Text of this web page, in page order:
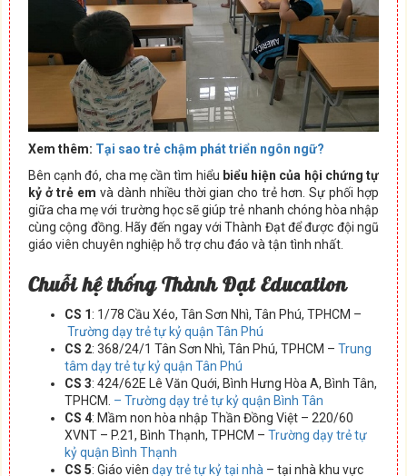
Xem thêm: Tại sao trẻ chậm phát triển ngôn ngữ?
Bên cạnh đó, cha mẹ cần tìm hiểu biểu hiện của hội chứng tự
kỷ ở trẻ em và dành nhiều thời gian cho trẻ hơn. Sự phối hợp
giữa cha mẹ với trường học sẽ giúp trẻ nhanh chóng hòa nhập
cùng cộng đồng. Hãy đến ngay với Thành Đạt để được đội ngũ
giáo viên chuyên nghiệp hỗ trợ chu đáo và tận tình nhất.
Chuỗi hệ thống Thành Đạt Education
CS 1: 1/78 Cầu Xéo, Tân Sơn Nhì, Tân Phú, TPHCM –
Trường dạy trẻ tự kỷ quận Tân Phú
CS 2: 368/24/1 Tân Sơn Nhì, Tân Phú, TPHCM – Trung
tâm dạy trẻ tự kỷ quận Tân Phú
CS 3: 424/62E Lê Văn Quới, Bình Hưng Hòa A, Bình Tân,
TPHCM. – Trường dạy trẻ tự kỷ quận Bình Tân
CS 4: Mầm non hòa nhập Thần Đồng Việt – 220/60
XVNT – P.21, Bình Thạnh, TPHCM – Trường dạy trẻ tự
kỷ quận Bình Thạnh
CS 5: Giáo viên dạy trẻ tự kỷ tại nhà – tại nhà khu vực